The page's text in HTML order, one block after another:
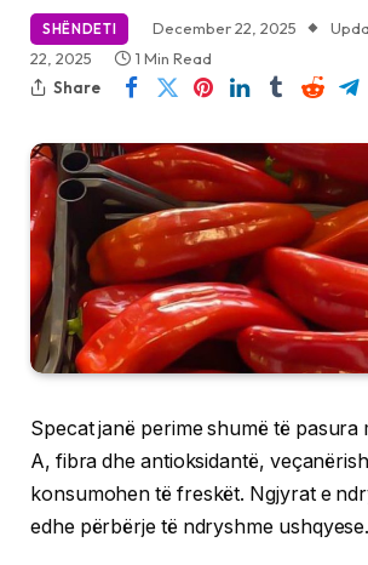
SHËNDETI December 22, 2025
22, 2025
1 Min Read
Share
Specat janë perime shumë të pasura
A, fibra dhe antioksidantë,
konsumohen të freskët. Ngjyrat e
edhe përbërje të ndryshme ushqyese.